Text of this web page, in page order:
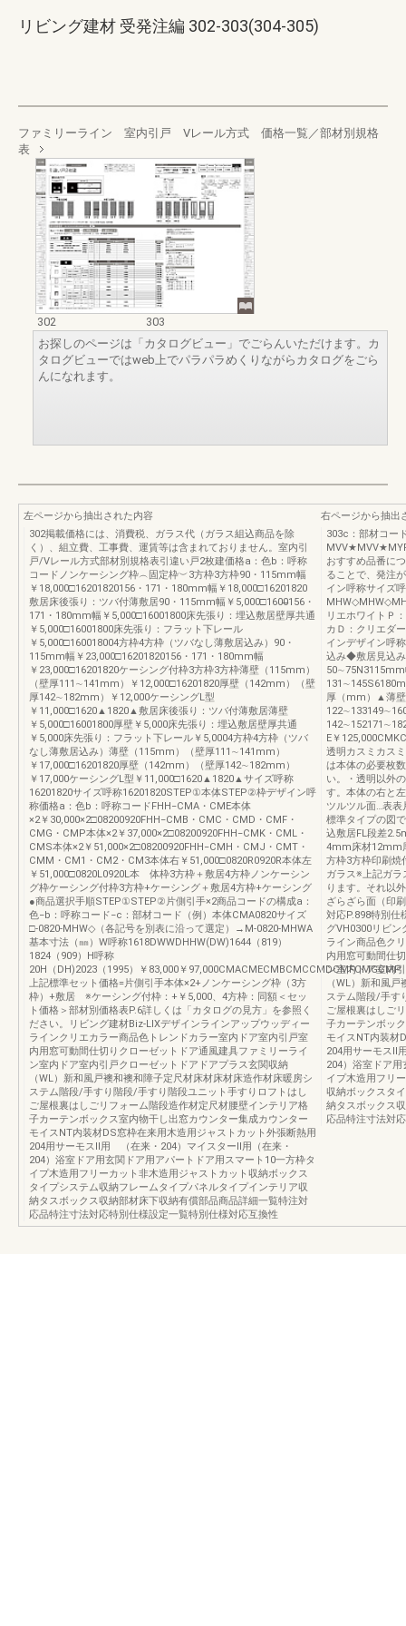
リビング建材 受発注編 302-303(304-305)
ファミリーライン 室内引戸 Vレール方式 価格一覧／部材別規格
表
302
303
お探しのページは「カタログビュー」でごらんいただけます。カ
タログビューではweb上でパラパラめくりながらカタログをごら
んになれます。
左ページから抽出された内容
302掲載価格には、消費税、ガラス代（ガラス組込商品を除
く）、組立費、工事費、運賃等は含まれておりません。室内引
戸/Vレール方式部材別規格表引違い戸2枚建価格a：色b：呼称
コードノンケーシング枠︵固定枠︶3方枠3方枠90・115mm幅
￥18,000□16201820156・171・180mm幅￥18,000□16201820
敷居床後張り：ツバ付薄敷居90・115mm幅￥5,000□1600̶156・
171・180mm幅￥5,000□16001800床先張り：埋込敷居壁厚共通
￥5,000□16001800床先張り：フラット下レール
￥5,000□160018004方枠4方枠（ツバなし薄敷居込み）90・
115mm幅￥23,000□16201820156・171・180mm幅
￥23,000□16201820ケーシング付枠3方枠3方枠薄壁（115mm）
（壁厚111∼141mm）￥12,000□16201820厚壁（142mm）（壁
厚142∼182mm）￥12,000ケーシングL型
￥11,000□1620▲1820▲敷居床後張り：ツバ付薄敷居薄壁
￥5,000□16001800厚壁￥5,000床先張り：埋込敷居壁厚共通
￥5,000床先張り：フラット下レール￥5,0004方枠4方枠（ツバ
なし薄敷居込み）薄壁（115mm）（壁厚111∼141mm）
￥17,000□16201820厚壁（142mm）（壁厚142∼182mm）
￥17,000ケーシングL型￥11,000□1620▲1820▲サイズ呼称
16201820サイズ呼称16201820STEP①本体STEP②枠デザイン呼
称価格a：色b：呼称コードFHH‒CMA・CME本体
×2￥30,000×2□08200920FHH‒CMB・CMC・CMD・CMF・
CMG・CMP本体×2￥37,000×2□08200920FHH‒CMK・CML・
CMS本体×2￥51,000×2□08200920FHH‒CMH・CMJ・CMT・
CMM・CM1・CM2・CM3本体右￥51,000□0820R0920R本体左
￥51,000□0820L0920L本 体枠3方枠＋敷居4方枠ノンケーシン
グ枠ケーシング付枠3方枠+ケーシング＋敷居4方枠+ケーシング
●商品選択手順STEP①STEP②片側引手×2商品コードの構成a：
色−b：呼称コード−c：部材コード（例）本体CMA0820サイズ
□-0820-MHW◇（各記号を別表に沿って選定）→M-0820-MHWA
基本寸法（㎜）W呼称1618DWWDHHW(DW)1644（819）
1824（909）H呼称
20H（DH)2023（1995）￥83,000￥97,000CMACMECMBCMCCMDCMFCMGCMP
上記標準セット価格=片側引手本体×2+ノンケーシング枠（3方
枠）+敷居 ※ケーシング付枠：+￥5,000、4方枠：同額＜セッ
ト価格＞部材別価格表P.6詳しくは「カタログの見方」を参照く
ださい。リビング建材Biz-LIXデザインラインアップウッディー
ラインクリエカラー商品色トレンドカラー室内ドア室内引戸室
内用窓可動間仕切りクローゼットドア通風建具ファミリーライ
ン室内ドア室内引戸クローゼットドアドアプラス玄関収納
（WL）新和風戸襖和襖和障子定尺材床材床材床造作材床暖房シ
ステム階段/手すり階段/手すり階段ユニット手すりロフトはし
ご屋根裏はしごリフォーム階段造作材定尺材腰壁インテリア格
子カーテンボックス室内物干し出窓カウンター集成カウンター
モイスNT内装材DS窓枠在来用木造用ジャストカット外張断熱用
204用サーモスⅡ用 （在来・204）マイスターⅡ用（在来・
204）浴室ドア用玄関ドア用アパートドア用スマート10一方枠タ
イプ木造用フリーカット非木造用ジャストカット収納ボックス
タイプシステム収納フレームタイプパネルタイプインテリア収
納タスボックス収納部材床下収納有償部品商品詳細一覧特注対
応品特注寸法対応特別仕様設定一覧特別仕様対応互換性
右ページから抽出
303c：部材コー
おすすめ品番に
ることで、発注
イン呼称サイズ
リエホワイトＰ
カＤ：クリエダ
インデザイン呼
込み◆敷居見込
厚（mm）▲薄
E￥
透明カスミカス
は本体の必要枚
い。・透明以外
す。本体の右と
ツルツル面…表
標準タイプの図
込敷居FL段差
4mm床材12mm
方枠3方枠印刷焼
ガラス※上記ガラ
ります。それ以
ざらざら面（印
対応P.898特別仕
グVH0300リビン
ライン商品色ク
内用窓可動間仕
ン室内ドア室内
（WL）新和風
ステム階段/手す
ご屋根裏はしご
子カーテンボッ
モイスNT内装材
204用サーモスⅡ
204）浴室ドア
イプ木造用フリ
収納ボックスタ
納タスボックス
応品特注寸法対